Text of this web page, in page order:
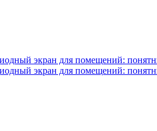
экран для помещений:
экран для помещений: